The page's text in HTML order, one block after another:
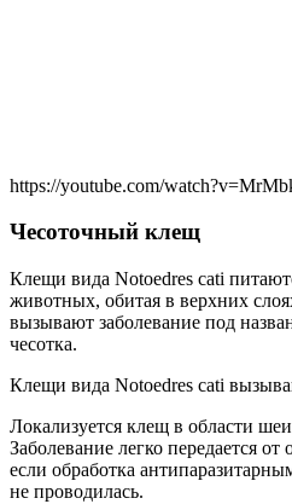
https://youtube.com/
Чесоточный клещ
Клещи вида Notoedres cati
животных, обитая в верхних
вызывают заболевание под
чесотка.
Клещи вида Notoedres cati
Локализуется клещ в области
Заболевание легко передается
если обработка
не проводилась.